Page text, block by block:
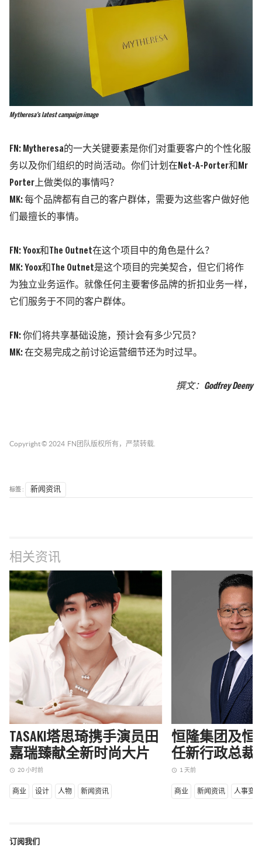
Mytheresa's latest campaign image
FN: Mytheresa的一大关键要素是你们对重要客户的个性化服
务以及你们组织的时尚活动。你们计划在Net-A-Porter和Mr
Porter上做类似的事情吗？
MK: 每个品牌都有自己的客户群体，需要为这些客户做好他
们最擅长的事情。
FN: Yoox和The Outnet在这个项目中的角色是什么？
MK: Yoox和The Outnet是这个项目的完美契合，但它们将作
为独立业务运作。就像任何主要奢侈品牌的折扣业务一样，
它们服务于不同的客户群体。
FN: 你们将共享基础设施，预计会有多少冗员？
MK: 在交易完成之前讨论运营细节还为时过早。
撰文：Godfrey Deeny
Copyright © 2024 FN团队 版权所有，严禁转载.
标签 : 新闻资讯
相关资讯
TASAKI塔思琦携手演员田
嘉瑞臻献全新时尚大片
access_time 20 小时前
商业 设计 人物 新闻资讯
恒隆集团及恒
任新行政总裁
access_time 1 天前
商业 新闻资讯 人事变动
订阅我们